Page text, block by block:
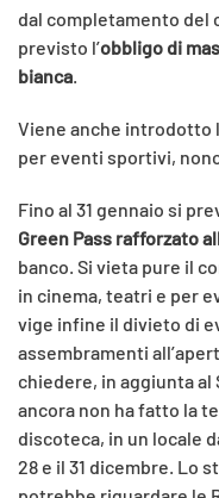
dal completamento del
previsto l’obbligo di
bianca
Viene anche introdotto
per eventi sportivi,
Fino al 31 gennaio si
Green Pass rafforzato
banco. Si vieta pure il
in cinema, teatri e per
vige infine il divieto di
assembramenti
chiedere, in aggiunta al
ancora non ha fatto la
discoteca, in un locale
28 e il 31 dicembre. Lo